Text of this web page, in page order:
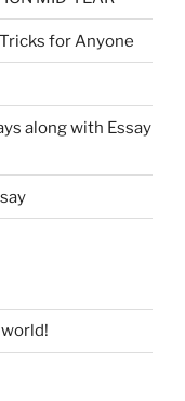
for Anyone
along with Essay